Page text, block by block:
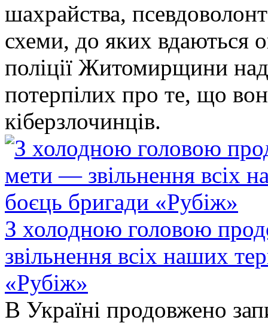
шахрайства,
схеми, до яких
поліції Житомирщини
потерпілих про те, що
кіберзлочинців.
З холодною головою
звільнення всіх наших
«Рубіж»
В Україні продовжено